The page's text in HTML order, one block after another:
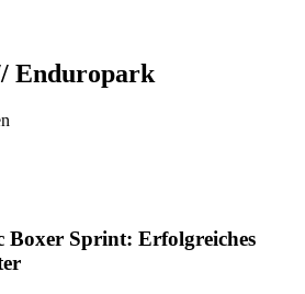
Enduropark
Boxer Sprint: Erfolgreiches